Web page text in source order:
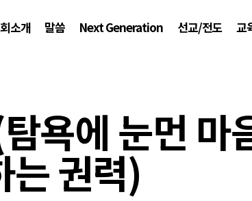
소개 말씀 Next Generation 선교/전도 교
욕에 눈먼 마
는 권력)